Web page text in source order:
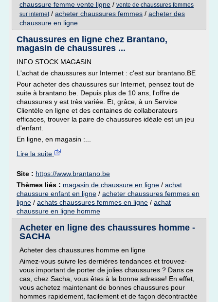
chaussure femme vente ligne / vente de chaussures femmes
sur internet/ acheter chaussures femmes / acheter des
chaussure en ligne
Chaussures en ligne chez Brantano,
magasin de chaussures ...
INFO STOCK MAGASIN
L'achat de chaussures sur Internet : c'est sur brantano.BE
Pour acheter des chaussures sur Internet, pensez tout de
suite à brantano.be. Depuis plus de 10 ans, l'offre de
chaussures y est très variée. Et, grâce, à un Service
Clientèle en ligne et des centaines de collaborateurs
efficaces, trouver la paire de chaussures idéale est un jeu
d'enfant.
En ligne, en magasin :...
Lire la suite
Site : https://www.brantano.be
Thèmes liés : magasin de chaussure en ligne / achat
chaussure enfant en ligne / acheter chaussures femmes en
ligne / achats chaussures femmes en ligne / achat
chaussure en ligne homme
Acheter en ligne des chaussures homme -
SACHA
Acheter des chaussures homme en ligne
Aimez-vous suivre les dernières tendances et trouvez-
vous important de porter de jolies chaussures ? Dans ce
cas, chez Sacha, vous êtes à la bonne adresse! En effet,
vous achetez maintenant de bonnes chaussures pour
hommes rapidement, facilement et de façon décontractée